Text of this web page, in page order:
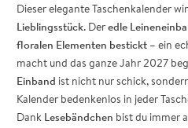
Dieser elegante Taschenkalender
Lieblingsstück. Deredle
floralen Elementen bestickt– ein
macht und das ganze Jahr 2027
Einband ist nicht nur schick,
Kalender bedenkenlos in jeder
Dank Lesebändchen bist du immer